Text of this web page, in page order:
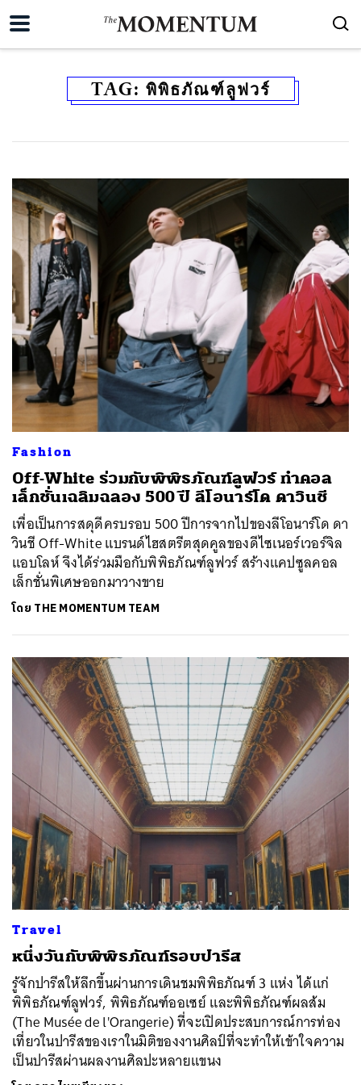
TAG: พิพิธภัณฑ์ลูฟวร์
Fashion
Off-White ร่วมกับพิพิธภัณฑ์ลูฟวร์ ทำคอล
เล็กชั่นเฉลิมฉลอง 500 ปี ลีโอนาร์โด ดาวินชี
เพื่อเป็นการสดุดีครบรอบ 500 ปีการจากไปของลีโอนาร์โด ดา
วินชี Off-White แบรนด์ไฮสตรีตสุดคูลของดีไซเนอร์เวอร์จิล
แอบโลห์ จึงได้ร่วมมือกับพิพิธภัณฑ์ลูฟวร์ สร้างแคปซูลคอล
เล็กชั่นพิเศษออกมาวางขาย
โดย THE MOMENTUM TEAM
Travel
หนึ่งวันกับพิพิธภัณฑ์รอบปารีส
รู้จักปารีสให้ลึกขึ้นผ่านการเดินชมพิพิธภัณฑ์ 3 แห่ง ได้แก่
พิพิธภัณฑ์ลูฟวร์, พิพิธภัณฑ์ออเซย์ และพิพิธภัณฑ์ผลส้ม
(The Musée de l'Orangerie) ที่จะเปิดประสบการณ์การท่อง
เที่ยวในปารีสของเราในมิติของงานศิลป์ที่จะทำให้เข้าใจความ
เป็นปารีสผ่านผลงานศิลปะหลายแขนง
ค้นหา
SHARE TWEET LINE EMAIL